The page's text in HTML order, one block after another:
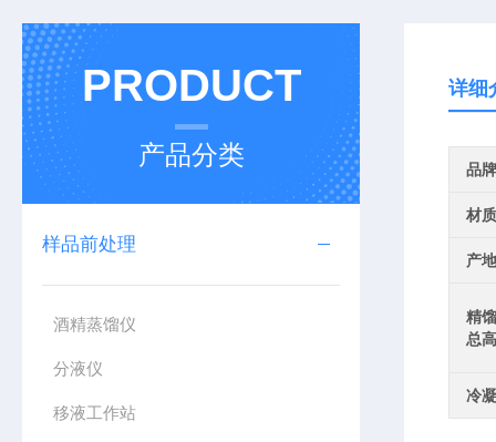
PRODUCT
产品分类
样品前处理
酒精蒸馏仪
分液仪
移液工作站
详细
品牌
材质
产
精
总
冷